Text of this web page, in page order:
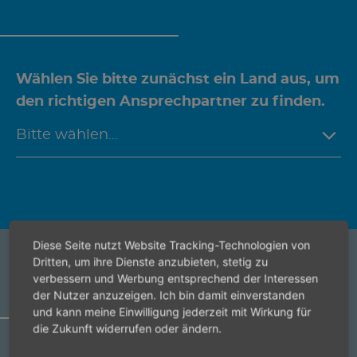
Wählen Sie bitte zunächst ein Land aus, um
den richtigen Ansprechpartner zu finden.
ARTIKELZUBEHÖR
Diese Seite nutzt Website Tracking-Technologien von
Dritten, um ihre Dienste anzubieten, stetig zu
verbessern und Werbung entsprechend der Interessen
der Nutzer anzuzeigen. Ich bin damit einverstanden
und kann meine Einwilligung jederzeit mit Wirkung für
die Zukunft widerrufen oder ändern.